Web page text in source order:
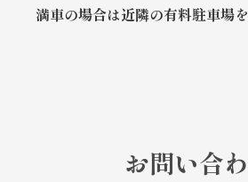
満車の場合は近隣の有料駐車場
お問い合